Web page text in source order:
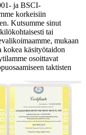
ja BSCI-
korkeisiin
Kutsumme sinut
tai
mukaan
käsityötaidon
osoittavat
taktisten